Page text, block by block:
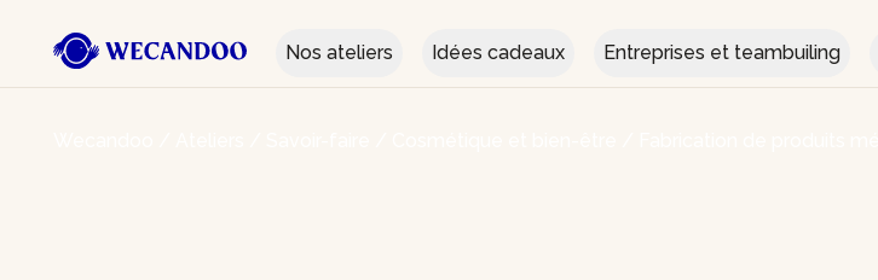
Nos ateliers Idées cadeaux Entreprises et teambuiling